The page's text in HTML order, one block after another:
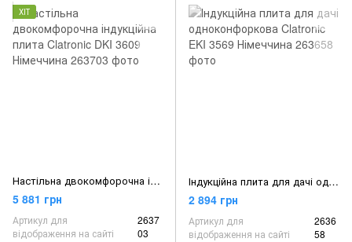
ХІТ
Настільна двокомфорочна індукційна плита Clatronic DKI 3609 Німеччина
5 881 грн
Артикул для
відображення на сайті
2637
03
Індукційна плита для дачі одноконфоркова Clatronic EKI 3569 Німеччина
2 894 грн
Артикул для
відображення на сайті
2636
58